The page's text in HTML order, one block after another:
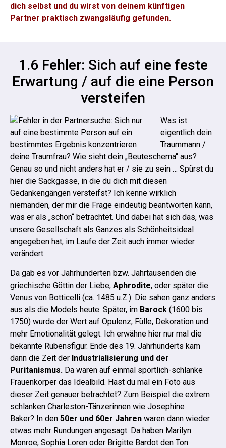
dich selbst und du wirst von deinem künftigen
Partner praktisch zwangsläufig gefunden.
1.6 Fehler: Sich auf eine feste
Erwartung / auf die eine Person
versteifen
Was ist
eigentlich dein
Traummann /
deine Traumfrau? Wie sieht dein „Beuteschema“ aus?
Genau so und nicht anders hat er / sie zu sein … Spürst du
hier die Sackgasse, in die du dich mit diesen
Gedankengängen versteifst? Ich kenne wirklich
niemanden, der mir die Frage eindeutig beantworten kann,
was er als „schön“ betrachtet. Und dabei hat sich das, was
unsere Gesellschaft als Ganzes als Schönheitsideal
angegeben hat, im Laufe der Zeit auch immer wieder
verändert.
Da gab es vor Jahrhunderten bzw. Jahrtausenden die
griechische Göttin der Liebe, Aphrodite, oder später die
Venus von Botticelli (ca. 1485 u.Z.). Die sahen ganz anders
aus als die Models heute. Später, im Barock (1600 bis
1750) wurde der Wert auf Opulenz, Fülle, Dekoration und
mehr Emotionalität gelegt. Ich erwähne hier nur mal die
bekannte Rubensfigur. Ende des 19. Jahrhunderts kam
dann die Zeit der Industrialisierung und der
Puritanismus. Da waren auf einmal sportlich-schlanke
Frauenkörper das Idealbild. Hast du mal ein Foto aus
dieser Zeit genauer betrachtet? Zum Beispiel die extrem
schlanken Charleston-Tänzerinnen wie Josephine
Baker? In den 50er und 60er Jahren waren dann wieder
etwas mehr Rundungen angesagt. Da haben Marilyn
Monroe, Sophia Loren oder Brigitte Bardot den Ton